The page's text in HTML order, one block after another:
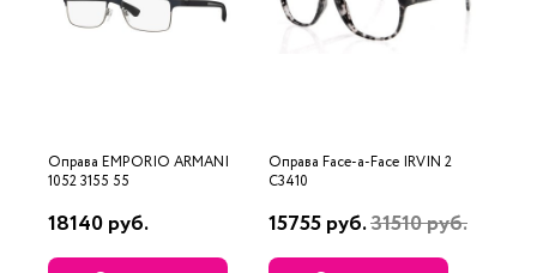
Оправа EMPORIO ARMANI
1052 3155 55
18140 руб.
Оправа Face-a-Face IRVIN 2
C3410
15755 руб.31510 руб.